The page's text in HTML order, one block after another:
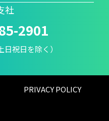
社
2901
祝日を除く）
PRIVACY POLICY